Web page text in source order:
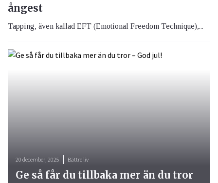
ångest
Tapping, även kallad EFT (Emotional Freedom Technique),...
20 december, 2025 Bättre liv
Ge så får du tillbaka mer än du tror